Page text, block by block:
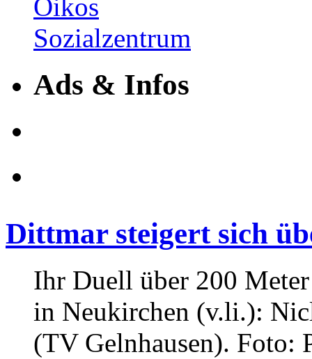
Ads & Infos
Dittmar steigert sich
Ihr Duell über 200
in Neukirchen (v.li.):
(TV Gelnhausen). Foto: